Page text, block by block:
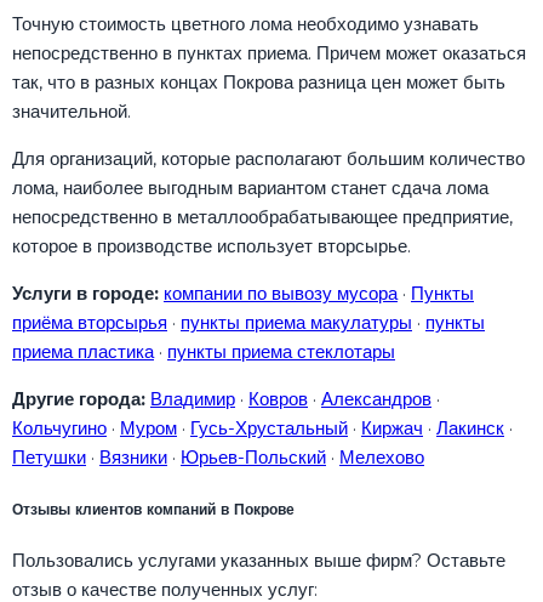
Точную стоимость цветного лома необходимо узнавать
непосредственно в пунктах приема. Причем может оказаться
так, что в разных концах Покрова разница цен может быть
значительной.
Для организаций, которые располагают большим количество
лома, наиболее выгодным вариантом станет сдача лома
непосредственно в металлообрабатывающее предприятие,
которое в производстве использует вторсырье.
Услуги в городе: компании по вывозу мусора· Пункты
приёма вторсырья · пункты приема макулатуры · пункты
приема пластика· пункты приема стеклотары
Другие города: Владимир · Ковров · Александров ·
Кольчугино · Муром · Гусь-Хрустальный · Киржач · Лакинск ·
Петушки · Вязники · Юрьев-Польский · Мелехово
Отзывы клиентов компаний в Покрове
Пользовались услугами указанных выше фирм? Оставьте
отзыв о качестве полученных услуг: